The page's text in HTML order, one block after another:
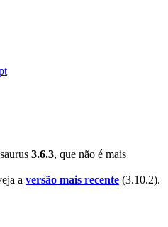
3.6.3, que não é mais
a versão mais recente (3.10.2).